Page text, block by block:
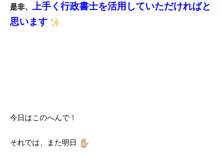
是非、 上手く行政書士を活用していただければと
思います
今日はこのへんで！
それでは、また明日